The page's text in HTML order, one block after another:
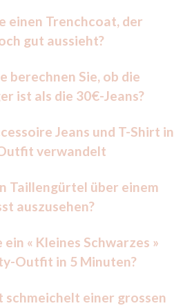
einen Trenchcoat, der
gut aussieht?
berechnen Sie, ob die
ist als die 30€-Jeans?
Jeans und T-Shirt in
verwandelt
Taillengürtel über einem
auszusehen?
« Kleines Schwarzes »
Outfit in 5 Minuten?
einer grossen